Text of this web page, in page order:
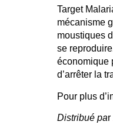
Target
mécanisme
moustiques
se
économique
d’arrêter la
Pour plus
Distribué par